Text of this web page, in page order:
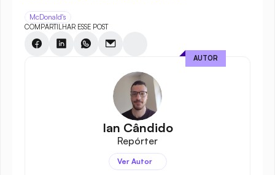
McDonald's
COMPARTILHAR ESSE POST
Ian Cândido
Repórter
Ver Autor
AUTOR